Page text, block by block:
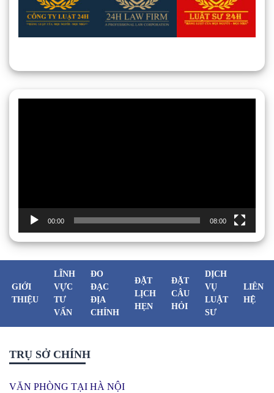
00:00 08:00
GIỚI
THIỆU
LĨNH
VỰC
TƯ
VẤN
ĐO
ĐẠC
ĐỊA
CHÍNH
ĐẶT
LỊCH
HẸN
ĐẶT
CÂU
HỎI
DỊCH
VỤ
LUẬT
SƯ
LIÊN
HỆ
TRỤ SỞ CHÍNH
VĂN PHÒNG TẠI HÀ NỘI